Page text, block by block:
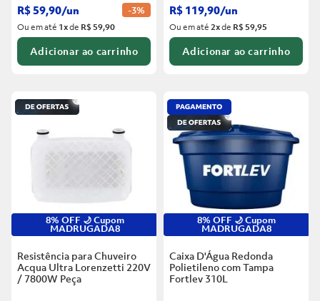
R$59,90/un -3%
Ou em até 1xde R$ 59,90
Adicionar ao carrinho
R$ 119,90/un
Ou em até2xde R$ 59,95
Adicionar ao carrinho
8% OFF 🌙 Cupom
MADRUGADA8
Resistência para Chuveiro
Acqua Ultra Lorenzetti 220V
/ 7800W Peça
8% OFF 🌙 Cupom
MADRUGADA8
Caixa D'Água Redonda
Polietileno com Tampa
Fortlev 310L